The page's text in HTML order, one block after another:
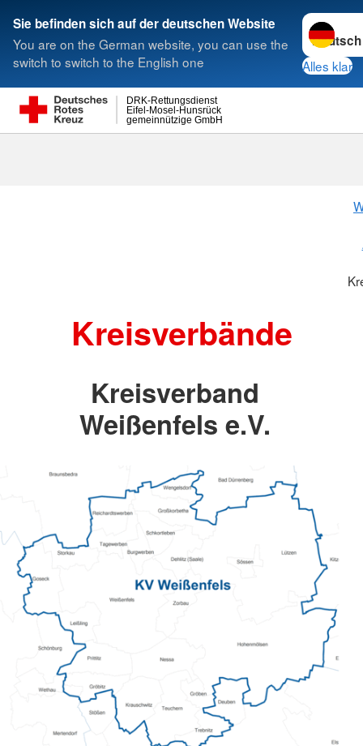
Sie befinden sich auf der deutschen Website
You are on the German website, you can use the
switch to switch to the English one
Sprache
Alles klar
gemeinnützige GmbH
Eifel-Mosel-Hunsrück
DRK-Rettungsdienst
Suche
Kreisverbände
Kreisverband
Weißenfels e.V.